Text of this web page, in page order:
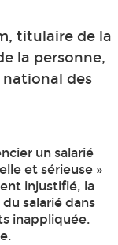
titulaire de la
la personne,
des
un salarié
et sérieuse »
injustifié, la
salarié dans
inappliquée.